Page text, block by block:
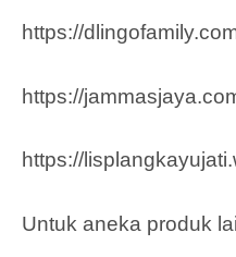
https://
https://
https://
Untuk aneka produk